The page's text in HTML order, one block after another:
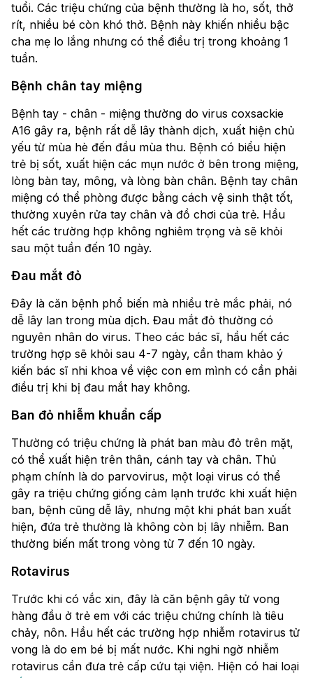
tuổi. Các triệu chứng của bệnh thường là ho, sốt, thở
rít, nhiều bé còn khó thở. Bệnh này khiến nhiều bậc
cha mẹ lo lắng nhưng có thể điều trị trong khoảng 1
tuần.
Bệnh chân tay miệng
Bệnh tay - chân - miệng thường do virus coxsackie
A16 gây ra, bệnh rất dễ lây thành dịch, xuất hiện chủ
yếu từ mùa hè đến đầu mùa thu. Bệnh có biểu hiện
trẻ bị sốt, xuất hiện các mụn nước ở bên trong miệng,
lòng bàn tay, mông, và lòng bàn chân. Bệnh tay chân
miệng có thể phòng được bằng cách vệ sinh thật tốt,
thường xuyên rửa tay chân và đồ chơi của trẻ. Hầu
hết các trường hợp không nghiêm trọng và sẽ khỏi
sau một tuần đến 10 ngày.
Đau mắt đỏ
Đây là căn bệnh phổ biến mà nhiều trẻ mắc phải, nó
dễ lây lan trong mùa dịch. Đau mắt đỏ thường có
nguyên nhân do virus. Theo các bác sĩ, hầu hết các
trường hợp sẽ khỏi sau 4-7 ngày, cần tham khảo ý
kiến bác sĩ nhi khoa về việc con em mình có cần phải
điều trị khi bị đau mắt hay không.
Ban đỏ nhiễm khuẩn cấp
Thường có triệu chứng là phát ban màu đỏ trên mặt,
có thể xuất hiện trên thân, cánh tay và chân. Thủ
phạm chính là do parvovirus, một loại virus có thể
gây ra triệu chứng giống cảm lạnh trước khi xuất hiện
ban, bệnh cũng dễ lây, nhưng một khi phát ban xuất
hiện, đứa trẻ thường là không còn bị lây nhiễm. Ban
thường biến mất trong vòng từ 7 đến 10 ngày.
Rotavirus
Trước khi có vắc xin, đây là căn bệnh gây tử vong
hàng đầu ở trẻ em với các triệu chứng chính là tiêu
chảy, nôn. Hầu hết các trường hợp nhiễm rotavirus tử
vong là do em bé bị mất nước. Khi nghi ngờ nhiễm
rotavirus cần đưa trẻ cấp cứu tại viện. Hiện có hai loại